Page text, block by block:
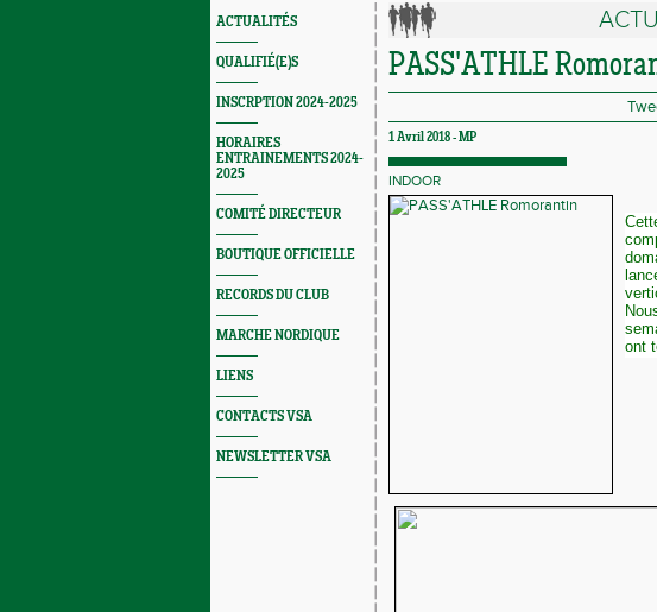
ACTUALITÉS
QUALIFIÉ(E)S
INSCRPTION 2024-2025
HORAIRES
ENTRAINEMENTS 2024-
2025
COMITÉ DIRECTEUR
BOUTIQUE OFFICIELLE
RECORDS DU CLUB
MARCHE NORDIQUE
LIENS
CONTACTS VSA
NEWSLETTER VSA
PASS'ATHLE
1 Avril 2018 -MP
INDOOR
ont